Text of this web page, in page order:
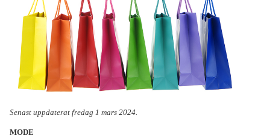
Senast uppdaterat fredag 1 mars 2024.
MODE